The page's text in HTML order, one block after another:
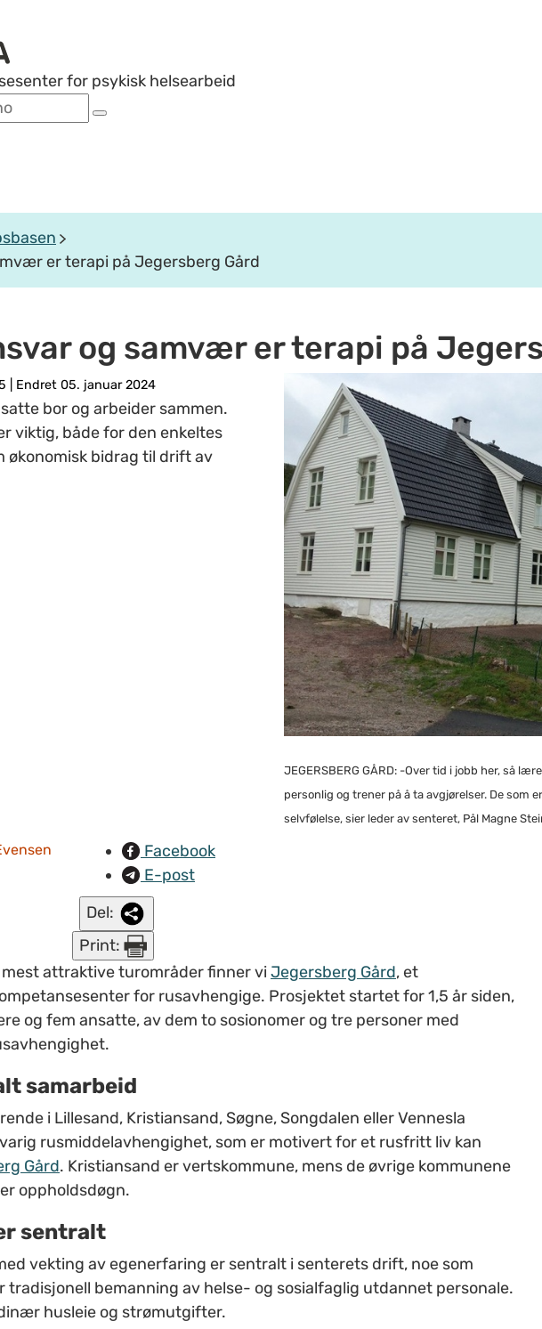
for psykisk helsearbeid
er terapi på Jegersberg Gård
og samvær er terapi på
Endret 05. januar 2024
bor og arbeider sammen.
viktig, både for den enkeltes
økonomisk bidrag til drift av
JEGERSBERG GÅRD: -Over tid i jobb her, så
personlig og trener på å ta avgjørelser. De som
selvfølelse, sier leder av senteret, Pål Magne
Facebook
E-post
Del:
Print:
attraktive turområder finner viJegersberg Gård, et
for rusavhengige. Prosjektet startet for 1,5 år siden,
og fem ansatte, av dem to sosionomer og tre personer med
samarbeid
i Lillesand, Kristiansand, Søgne, Songdalen eller Vennesla
rusmiddelavhengighet, som er motivert for et rusfritt liv kan
Gård. Kristiansand er vertskommune, mens de øvrige kommunene
oppholdsdøgn.
sentralt
vekting av egenerfaring er sentralt i senterets drift, noe som
bemanning av helse- og sosialfaglig utdannet personale.
husleie og strømutgifter.